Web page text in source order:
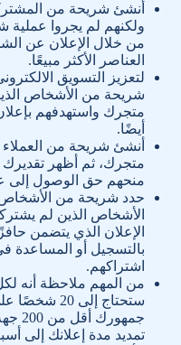
أنشئ شريحة من
ولكنهم لم يجروا
من خلال الإعلان عن
العناصر الأكثر مبيعًا.
شريحة من الأشخاص
متجرك واستهدفهم
أيضًا.
أنشئ شريحة من
متجرك، ثم أظهر
منحهم حق الوصول إلى
حدد شريحة من الأشخاص
الأشخاص الذين لم
الإعلان الذي يتضمن
بالتسجيل أو المساعدة
اشتراكهم.
من المهم ملاحظة أنه
ستحتاج
تمديد مدة إعلانك إلى